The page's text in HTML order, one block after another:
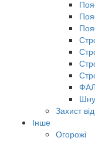
Захист
Інше
Огорожі